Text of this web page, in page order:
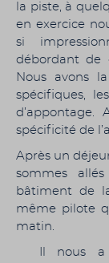
la piste, à
en exercice
si
débordant de
Nous avons
spécifiques,
d’appontage.
spécificité de
Après un
sommes
bâtiment de
même pilote
matin.
Il nous a